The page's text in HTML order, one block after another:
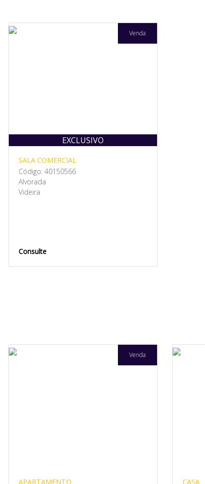
Venda
EXCLUSIVO
SALA COMERCIAL
Código: 40150566
Alvorada
Videira
Consulte
Venda
APARTAMENTO CASA